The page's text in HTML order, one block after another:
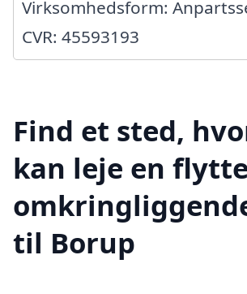
Virksomhedsform:
CVR: 45593193
Find et sted,
kan leje en
til Borup